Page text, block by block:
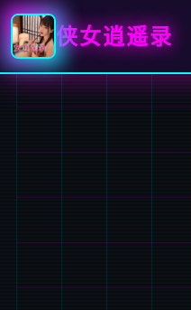
侠女逍遥录